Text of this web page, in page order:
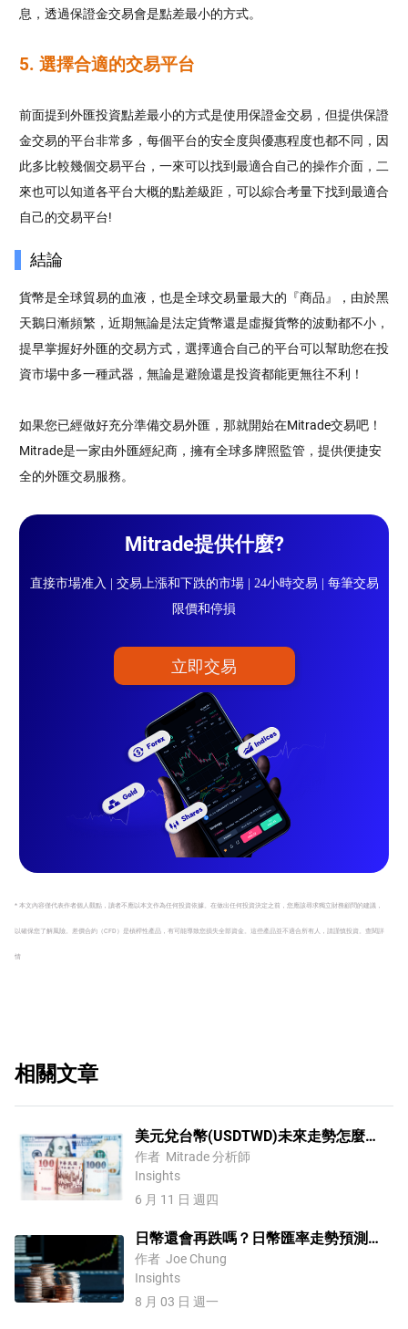
息，透過保證金交易會是點差最小的方式。
5. 選擇合適的交易平台
前面提到外匯投資點差最小的方式是使用保證金交易，但提供保證
金交易的平台非常多，每個平台的安全度與優惠程度也都不同，因
此多比較幾個交易平台，一來可以找到最適合自己的操作介面，二
來也可以知道各平台大概的點差級距，可以綜合考量下找到最適合
自己的交易平台!
​結論
貨幣是全球貿易的血液，也是全球交易量最大的『商品』，由於黑
天鵝日漸頻繁，近期無論是法定貨幣還是虛擬貨幣的波動都不小，
提早掌握好外匯的交易方式，選擇適合自己的平台可以幫助您在投
資市場中多一種武器，無論是避險還是投資都能更無往不利！
如果您已經做好充分準備交易外匯，那就開始在Mitrade交易吧！
Mitrade是一家由外匯經紀商，擁有全球多牌照監管，提供便捷安
全的外匯交易服務。
Mitrade提供什麼?
直接市場准入 | 交易上漲和下跌的市場 | 24小時交易 | 每筆交易
限價和停損
立即交易
* 本文內容僅代表作者個人觀點，讀者不應以本文作為任何投資依據。在做出任何投資決定之前，您應該尋求獨立財務顧問的建議，
以確保您了解風險。 差價合約（CFD）是槓桿性產品，有可能導致您損失全部資金。這些產品並不適合所有人，請謹慎投資。 查閱詳
情
相關文章
美元兌台幣(USDTWD)未來走勢怎麼
看？
作者 Mitrade 分析師
Insights
6 月 11 日 週四
日幣還會再跌嗎？日幣匯率走勢預測
2026【台灣投資日幣攻略】
作者 Joe Chung
Insights
8 月 03 日 週一